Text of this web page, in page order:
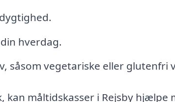
hverdag.
såsom vegetariske eller glutenfri
kan måltidskasser i Rejsby hjælpe